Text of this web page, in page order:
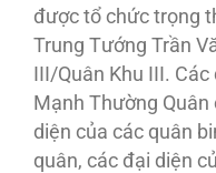
được tổ chức trọng
Trung Tướng Trần
III/Quân Khu III.
Mạnh Thường
diện của các quân
quân, các đại diện